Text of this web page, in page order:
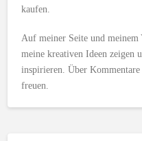
kaufen.
Auf meiner Seite und
meine kreativen Ideen zeigen
inspirieren. Über
freuen.